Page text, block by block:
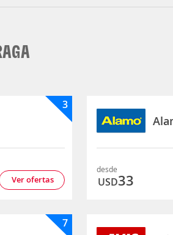
3
Ver ofertas
desde
USD33
7